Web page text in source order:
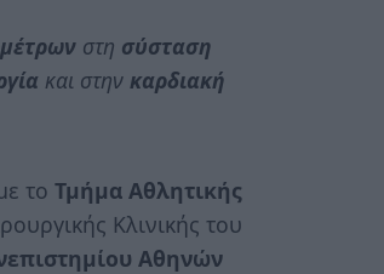
στη σύσταση
και στην καρδιακή
το Τμήμα Αθλητικής
Κλινικής του
Αθηνών